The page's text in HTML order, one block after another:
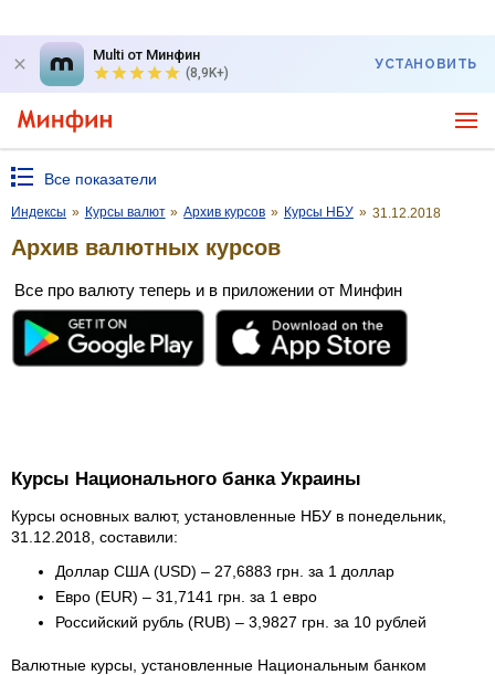
Multi от Минфин
(8,9K+)
УСТАНОВИТЬ
Все показатели
Индексы » Курсы валют » Архив курсов » Курсы НБУ » 31.12.2018
Архив валютных курсов
Все про валюту теперь и в приложении от Минфин
Курсы Национального банка Украины
Курсы основных валют, установленные НБУ в понедельник,
31.12.2018, составили:
Доллар США (USD) – 27,6883 грн. за 1 доллар
Евро (EUR) – 31,7141 грн. за 1 евро
Российский рубль (RUB) – 3,9827 грн. за 10 рублей
Валютные курсы, установленные Национальным банком